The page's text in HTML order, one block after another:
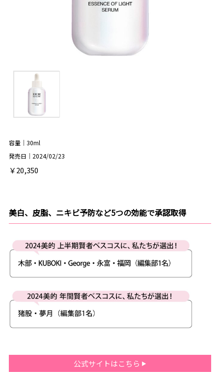
容量｜30ml
発売日｜2024/02/23
￥20,350
美白、皮脂、ニキビ予防など5つの効能で承認取得
公式サイトはこちら